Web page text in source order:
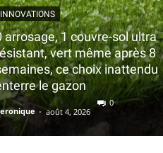
INNOVATIONS
arrosage, 1 couvre-sol ultra
vert même après 8
ce choix inattendu
le gazon
- août 4, 2026
0